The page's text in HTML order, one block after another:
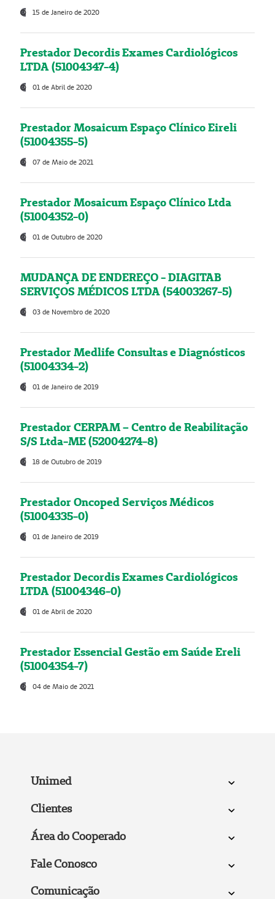
15 de Janeiro de 2020
Prestador Decordis Exames Cardiológicos
LTDA (51004347-4)
01 de Abril de 2020
Prestador Mosaicum Espaço Clínico Eireli
(51004355-5)
07 de Maio de 2021
Prestador Mosaicum Espaço Clínico Ltda
(51004352-0)
01 de Outubro de 2020
MUDANÇA DE ENDEREÇO - DIAGITAB
SERVIÇOS MÉDICOS LTDA (54003267-5)
03 de Novembro de 2020
Prestador Medlife Consultas e Diagnósticos
(51004334-2)
01 de Janeiro de 2019
Prestador CERPAM – Centro de Reabilitação
S/S Ltda-ME (52004274-8)
18 de Outubro de 2019
Prestador Oncoped Serviços Médicos
(51004335-0)
01 de Janeiro de 2019
Prestador Decordis Exames Cardiológicos
LTDA (51004346-0)
01 de Abril de 2020
Prestador Essencial Gestão em Saúde Ereli
(51004354-7)
04 de Maio de 2021
Unimed
Clientes
Área do Cooperado
Fale Conosco
Comunicação